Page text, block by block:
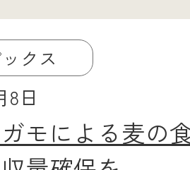
ックス
8日
モによる麦の